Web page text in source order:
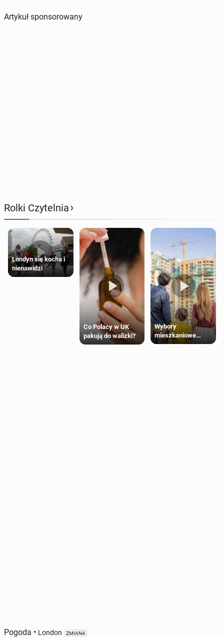
Artykuł sponsorowany
Rolki Czytelnia›
Londyn się kocha i
nienawidzi
Co Polacy w UK
pakują do walizki?
Wybory
mieszkaniowe
Polaków 2025
Pogoda • London ZMIANA